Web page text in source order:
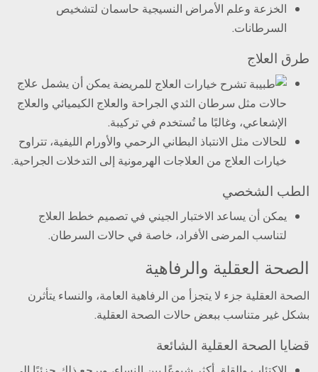
الخزعة وعلم الأمراض النسيجية حاسمان لتشخيص
السرطانات.
طرق العلاج
يمكن أن يشمل علاج
حالات مثل سرطان الثدي الجراحة والعلاج الكيميائي والعلاج
الإشعاعي، وغالبًا ما تُستخدم في تركيبة.
للحالات مثل الانتباذ البطاني الرحمي والأورام الليفية، تتراوح
خيارات العلاج من العلاجات الهرمونية إلى التدخلات الجراحية.
الطب الشخصي
يمكن أن يساعد الاختبار الجيني في تصميم خطط العلاج
لتناسب المرضى الأفراد، خاصة في حالات السرطان.
الصحة العقلية والرفاهية
الصحة العقلية جزء لا يتجزأ من الرفاهية العامة، والنساء يتأثرن
بشكل غير متناسب ببعض حالات الصحة العقلية.
قضايا الصحة العقلية الشائعة